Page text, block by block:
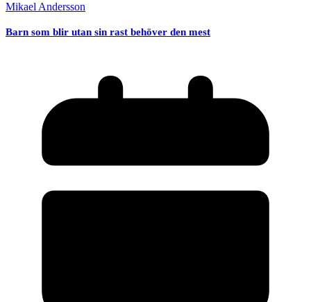
Mikael Andersson
Barn som blir utan sin rast behöver den mest